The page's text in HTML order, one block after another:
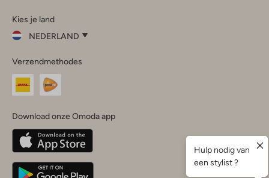
InstagramFacebook
Kies je land
NEDERLAND
je
land
Nederland
Belgique(Français)
Deutschland
Verzendmethodes
Download onze Omoda app